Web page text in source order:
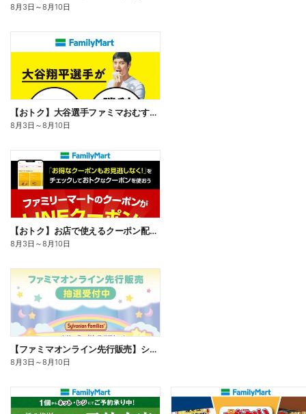
8月3日 ～8月10日
【おトク】大谷選手ファミマおむすび割
8月3日 ～8月10日
【おトク】お店で使えるクーポン配信中
8月3日 ～8月10日
【ファミマオンライン先行販売】シルバニアファミリー
8月3日 ～8月10日